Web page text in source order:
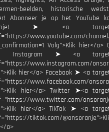
beelden, historische
Abonneer je op het YouTube
➤ <a
www.youtube.com/channel/
Volg">Klik hier</a>
Instagram ➤ <a
www.instagram.com/
hier</a> Facebook ➤ <a
www.facebook.com/
hier</a> Twitter ➤<a
www.twitter.com/
hier</a> TikTok ➤ <a
tiktok.com/
a>